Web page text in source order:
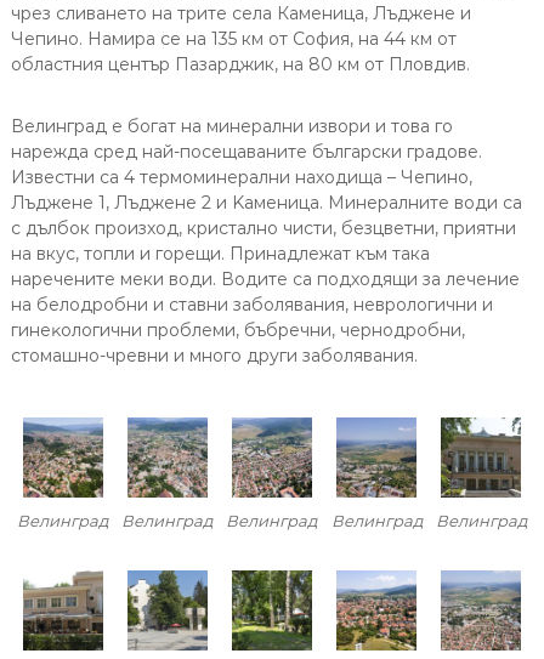
чрез сливането на трите села Каменица, Лъджене и
Чепино. Намира се на 135 км от София, на 44 км от
областния център Пазарджик, на 80 км от Пловдив.
Велинград е богат на минерални извори и това го
нарежда сред най-посещаваните български градове.
Известни са 4 термоминерални находища – Чепино,
Лъджене 1, Лъджене 2 и Kаменица. Минералните води са
с дълбок произход, кристално чисти, безцветни, приятни
на вкус, топли и горещи. Принадлежат към така
наречените меки води. Водите са подходящи за лечение
на белодробни и ставни заболявания, неврологични и
гинеĸологични проблеми, бъбречни, чернодробни,
стомашно-чревни и много други заболявания.
Велинград Велинград Велинград Велинград Велинград